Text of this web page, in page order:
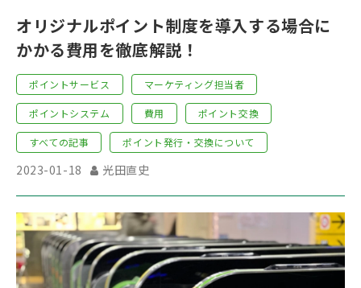
オリジナルポイント制度を導入する場合に
かかる費用を徹底解説！
ポイントサービス マーケティング担当者
ポイントシステム 費用 ポイント交換
すべての記事 ポイント発行・交換について
2023-01-18 光田直史